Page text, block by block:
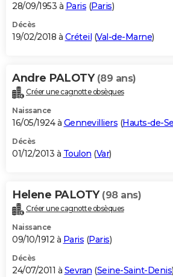
28/09/1953 à Paris (Paris)
Décès
19/02/2018 à Créteil (Val-de-Marne)
Andre PALOTY (89 ans)
Créer une cagnotte obsèques
Naissance
16/05/1924 à Gennevilliers (Hauts-de-
Décès
01/12/2013 à Toulon (Var)
Helene PALOTY (98 ans)
Créer une cagnotte obsèques
Naissance
09/10/1912 à Paris (Paris)
Décès
24/07/2011 à Sevran (Seine-Saint-Denis)